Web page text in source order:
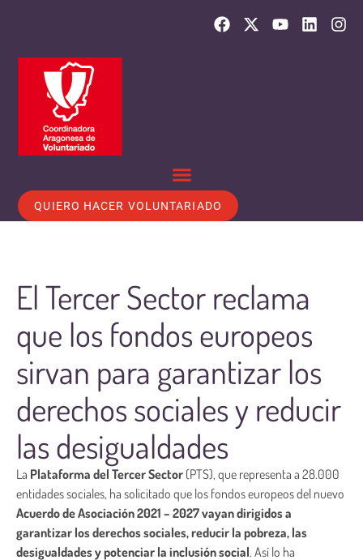
QUIERO HACER VOLUNTARIADO
El Tercer Sector reclama
que los fondos europeos
sirvan para garantizar los
derechos sociales y reducir
las desigualdades
La Plataforma del Tercer Sector (PTS), que representa a 28.000
entidades sociales, ha solicitado que los fondos europeos del nuevo
Acuerdo de Asociación 2021 – 2027 vayan dirigidos a
garantizar los derechos sociales, reducir la pobreza, las
desigualdades y potenciar la inclusión social. Así lo ha